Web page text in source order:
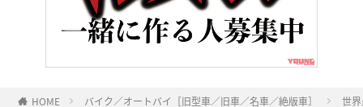
HOME バイク／オートバイ［旧型車／旧車／名車／絶版車］ 世